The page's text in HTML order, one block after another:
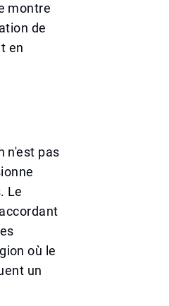
montre
de
en
n'est pas
Le
où le
un